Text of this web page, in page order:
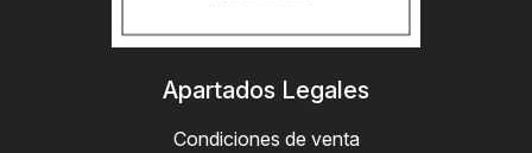
Apartados Legales
Condiciones de venta